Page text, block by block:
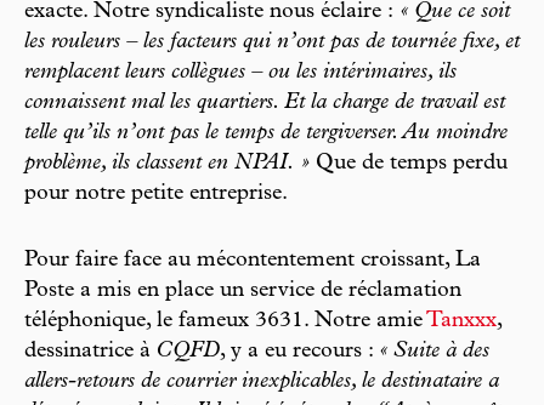
exacte. Notre syndicaliste nous éclaire : « Que ce soit
les rouleurs – les facteurs qui n’ont pas de tournée fixe, et
remplacent leurs collègues – ou les intérimaires, ils
connaissent mal les quartiers. Et la charge de travail est
telle qu’ils n’ont pas le temps de tergiverser. Au moindre
problème, ils classent en NPAI. » Que de temps perdu
pour notre petite entreprise.
Pour faire face au mécontentement croissant, La
Poste a mis en place un service de réclamation
téléphonique, le fameux 3631. Notre amie Tanxxx,
dessinatrice à CQFD, y a eu recours : « Suite à des
allers-retours de courrier inexplicables, le destinataire a